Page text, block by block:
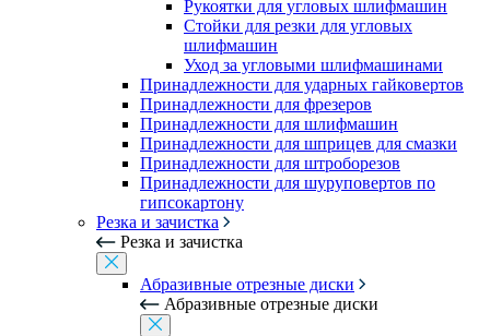
Рукоятки для угловых шлифмашин
Стойки для резки для угловых
шлифмашин
Уход за угловыми шлифмашинами
Принадлежности для ударных гайковертов
Принадлежности для фрезеров
Принадлежности для шлифмашин
Принадлежности для шприцев для смазки
Принадлежности для штроборезов
Принадлежности для шуруповертов по
гипсокартону
Резка и зачистка
Резка и зачистка
Абразивные отрезные диски
Абразивные отрезные диски